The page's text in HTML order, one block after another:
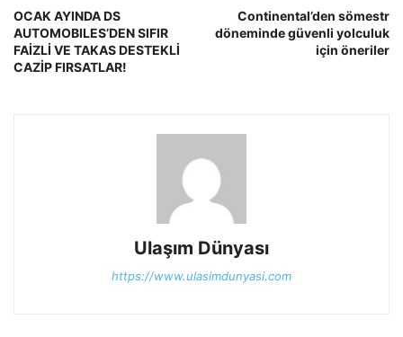
OCAK AYINDA DS
AUTOMOBILES’DEN SIFIR
FAİZLİ VE TAKAS DESTEKLİ
CAZİP FIRSATLAR!
Continental’den sömestr
döneminde güvenli yolculuk
için öneriler
Ulaşım Dünyası
https://www.ulasimdunyasi.com